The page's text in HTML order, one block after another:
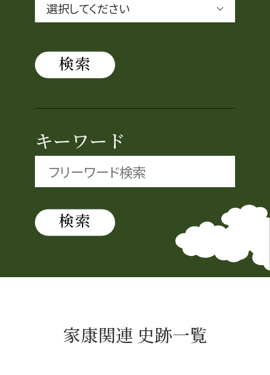
織田信長と名古屋の関係
信長関連 史跡 一覧
信長グルメ・土産一覧
信長攻路
徳川家康と名古屋の関係
家康関連 史跡 一覧
キーワード
家康関連 史跡一覧